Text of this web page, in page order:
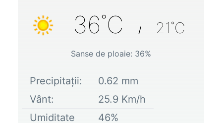
36˚C / 21˚C
Sanse de ploaie: 36%
Precipitații: 0.62 mm
Vânt:
25.9 Km/h
Umiditate
46%